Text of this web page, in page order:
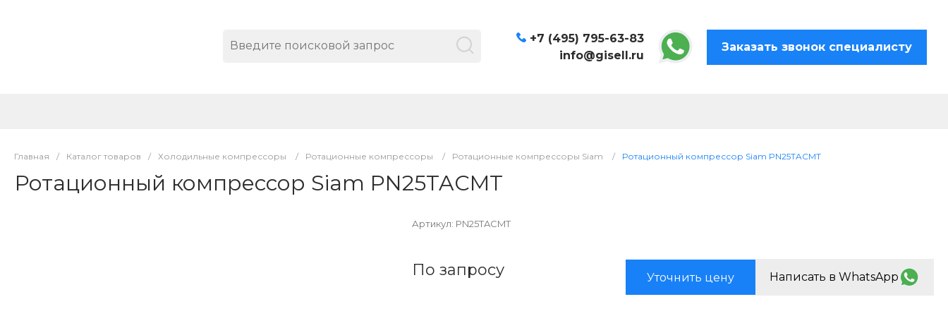
+7 (495) 795-63-83
info@gisell.ru
Заказать звонок специалисту
Главная / Каталог товаров / Холодильные компрессоры / Ротационные компрессоры / Ротационные компрессоры Siam / Ротационный компрессор Siam PN25TACMT
Ротационный компрессор Siam PN25TACMT
Артикул: PN25TACMT
По запросу Уточнить цену Написать в WhatsApp